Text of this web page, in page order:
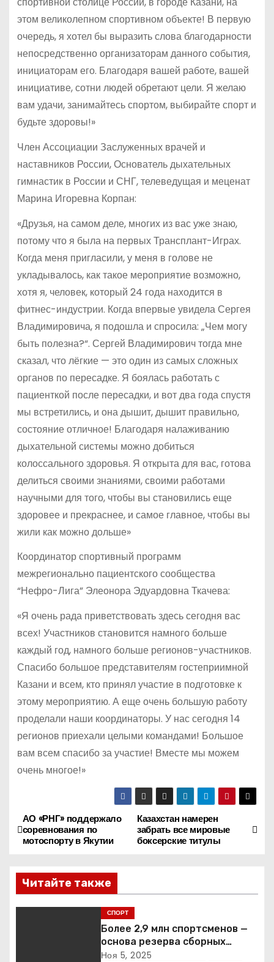
этом великолепном спортивном объекте! В первую
очередь, я хотел бы выразить слова благодарности
непосредственно организаторам данного события,
инициаторам его. Благодаря вашей работе, вашей
инициативе, сотни людей обретают цели. Я желаю
вам удачи, занимайтесь спортом, выбирайте спорт и
будьте здоровы!»
Член Ассоциации Заслуженных врачей и
наставников России, Основатель дыхательных
гимнастик в России и СНГ, телеведущая и меценат
Марина Игоревна Корпан:
«Друзья, на самом деле, многих из вас уже знаю,
потому что я была на первых Трансплант-Играх.
Когда меня пригласили, у меня в голове не
укладывалось, как такое мероприятие возможно,
хотя я, человек, который 24 года находится в
фитнес-индустрии. Когда впервые увидела Сергея
Владимировича, я подошла и спросила: „Чем могу
быть полезна?“. Сергей Владимирович тогда мне
сказал, что лёгкие — это один из самых сложных
органов по пересадке. Я боялась работать с
пациенткой после пересадки, и вот два года спустя
мы встретились, и она дышит, дышит правильно,
состояние отличное! Благодаря налаживанию
дыхательной системы можно добиться
колоссального здоровья. Я открыта для вас, готова
делиться своими знаниями, своими работами
научными для того, чтобы вы становились еще
здоровее и прекраснее, и самое главное, чтобы вы
жили как можно дольше»
Координатор спортивный программ
межрегионально пациентского сообщества
“Нефро-Лига” Элеонора Эдуардовна Ткачева:
«Я очень рада приветствовать здесь сегодня вас
всех! Участников становится намного больше
каждый год, намного больше регионов-участников.
Спасибо большое представителям гостеприимной
Казани и всем, кто принял участие в подготовке к
этому мероприятию. А еще очень большую работу
проделали наши координаторы. У нас сегодня 14
регионов приехали целыми командами! Большое
вам всем спасибо за участие! Вместе мы можем
очень многое!»
Н
а
в
и
Казахстан намерен
забрать все мировые
боксерские титулы
АО «РНГ» поддержало
соревнования по
мотоспорту в Якутии
Читайте также
СПОРТ
Более 2,9 млн спортсменов —
основа резерва сборных
России
Ноя 5, 2025